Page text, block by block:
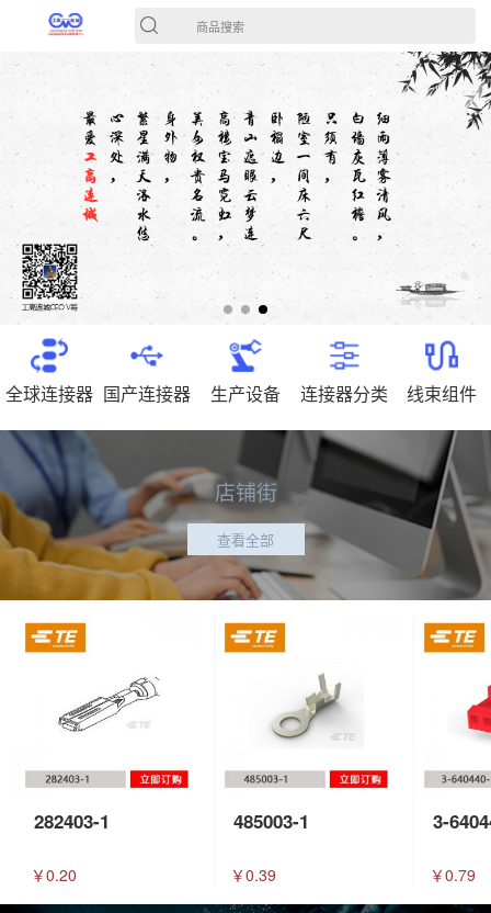
商品搜索
全球连接器 国产连接器 生产设备 连接器分类 线束组件
店铺街
查看全部
282403-1
￥0.20
485003-1
￥0.39
3-
￥0.79